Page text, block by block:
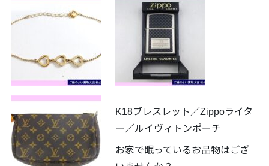
K18ブレスレット／Zippoライタ
ー／ルイヴィトンポーチ
お家で眠っているお品物はござ